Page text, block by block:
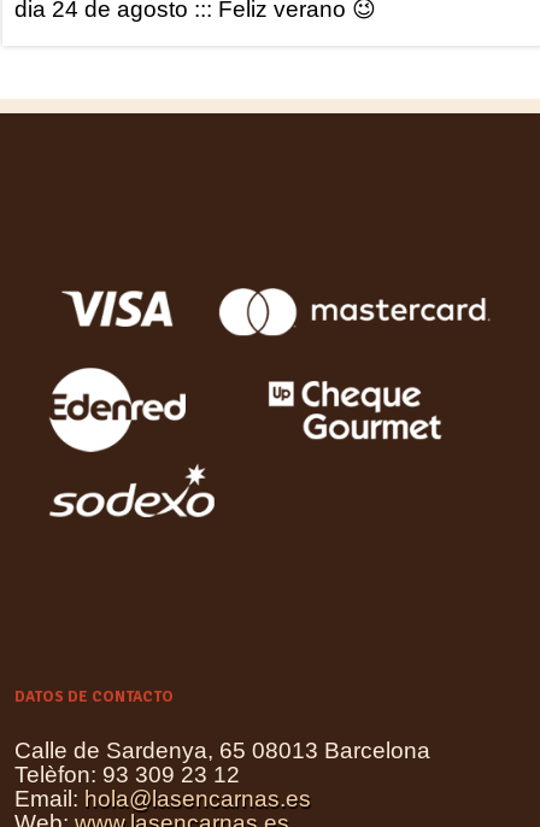
dia 24 de agosto ::: Feliz verano 😉
DATOS DE CONTACTO
Calle de Sardenya, 65 08013 Barcelona
Telèfon: 93 309 23 12
Email: hola@lasencarnas.es